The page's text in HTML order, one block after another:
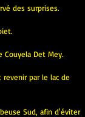
des surprises.
Det Mey.
par le lac de
Sud, afin d'éviter